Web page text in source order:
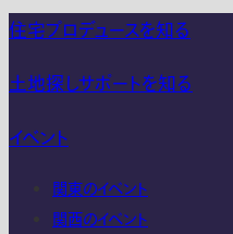
住宅プロデュースを知る
土地探しサポートを知る
イベント
関東のイベント
関西のイベント